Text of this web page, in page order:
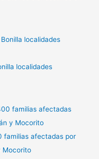
localidades
familias afectadas por
Mocorito